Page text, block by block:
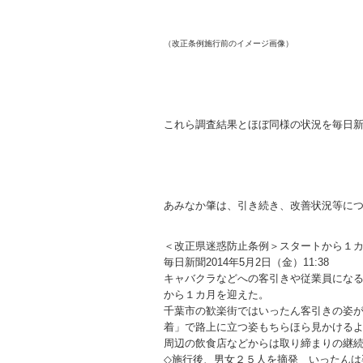
（改正条例施行前のイメージ画像）
これら調査結果とほぼ同様の状況を毎日
あみなか肇は、引き続き、改善状況等に
＜改正県迷惑防止条例＞スタートから
毎日新聞2014年5月2日（金）11:38
キャバクラなどへの客引きや従業員にな
から１カ月を迎えた。
千葉市の歓楽街ではいったん客引きの姿
着」で路上に立つ姿もちらほら見かける
周辺の飲食店などからは取り締まりの継
◇施行後、男女２５人を摘発 いったんは